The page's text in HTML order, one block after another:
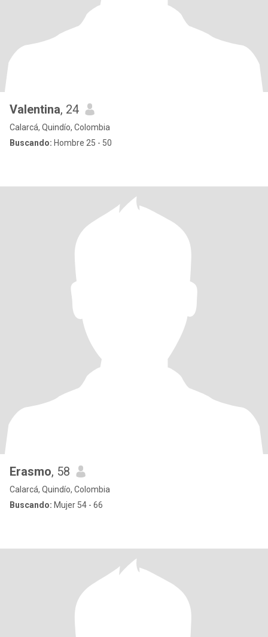
Valentina, 24
Calarcá, Quindío, Colombia
Buscando: Hombre 25 - 50
Erasmo, 58
Calarcá, Quindío, Colombia
Buscando: Mujer 54 - 66